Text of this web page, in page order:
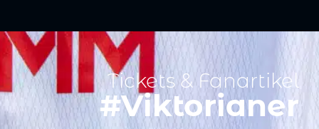
Tickets & Fanartikel
#Viktorianer